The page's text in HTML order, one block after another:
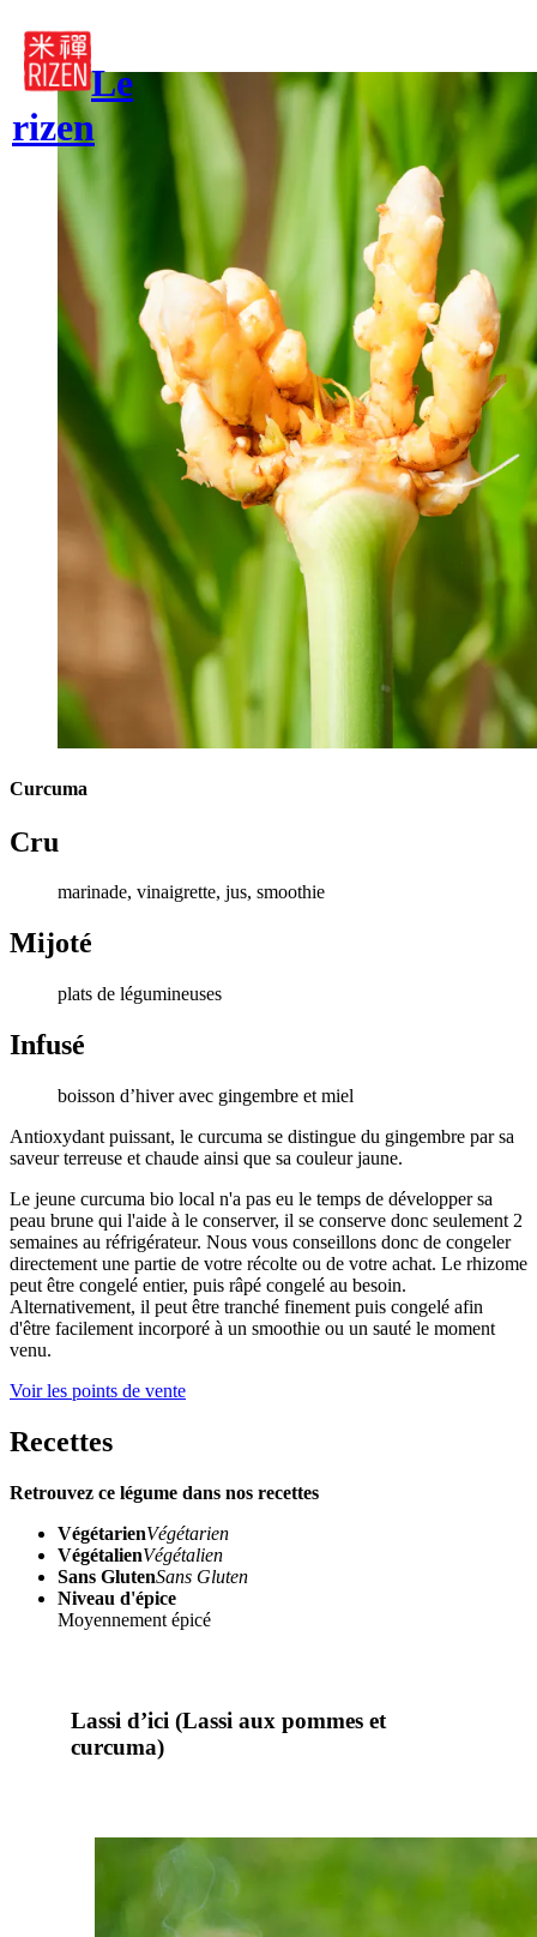
Le
rizen
Notre entreprise
Nous joindre
Politique
FACEBOOK
INSTAGRAM
RETOUR
Curcuma
Cru
marinade, vinaigrette, jus, smoothie
Mijoté
plats de légumineuses
Infusé
boisson d’hiver avec gingembre et miel
Antioxydant puissant, le curcuma se distingue du gingembre par sa
saveur terreuse et chaude ainsi que sa couleur jaune.
Le jeune curcuma bio local n'a pas eu le temps de développer sa
peau brune qui l'aide à le conserver, il se conserve donc seulement 2
semaines au réfrigérateur. Nous vous conseillons donc de congeler
directement une partie de votre récolte ou de votre achat. Le rhizome
peut être congelé entier, puis râpé congelé au besoin.
Alternativement, il peut être tranché finement puis congelé afin
d'être facilement incorporé à un smoothie ou un sauté le moment
venu.
Voir les points de vente
Recettes
Retrouvez ce légume dans nos recettes
VégétarienVégétarien
VégétalienVégétalien
Sans GlutenSans Gluten
Niveau d'épice
Moyennement épicé
Lassi d’ici (Lassi aux pommes et
curcuma)